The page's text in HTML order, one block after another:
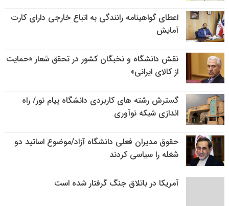
اعطای گواهینامه رانندگی به اتباع خارجی دارای کارت
آمایش
نقش دانشگاه و نخبگان کشور در تحقق شعار «حمایت
از کالای ایرانی»
گسترش رشته های کاربردی دانشگاه پیام نور/ راه
اندازی شبکه نوآوری
حقوق مدیران فعلی دانشگاه آزاد/موضوع اساتید دو
شغله را سیاسی کردند
آمریکا در باتلاق جنگ گرفتار شده است